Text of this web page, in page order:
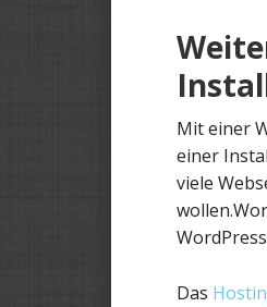
Mit einer
einer
viele
Das